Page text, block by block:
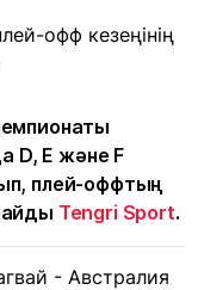
D, E және F
плей-оффтың
Tengri Sport.
- Австралия